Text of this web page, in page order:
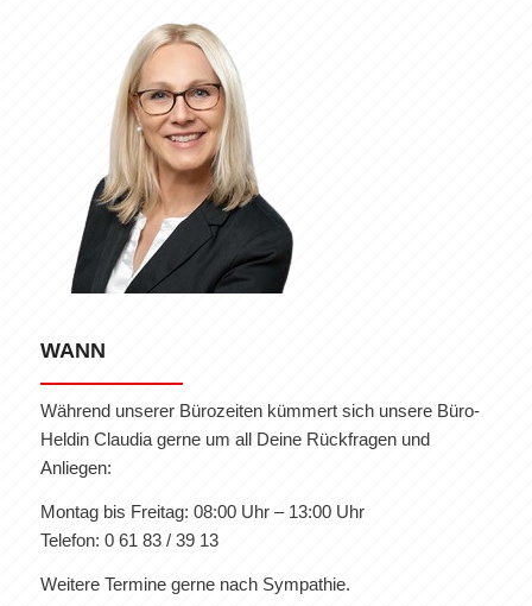
WANN
Während unserer Bürozeiten kümmert sich unsere Büro-
Heldin Claudia gerne um all Deine Rückfragen und
Anliegen:
Montag bis Freitag: 08:00 Uhr – 13:00 Uhr
Telefon: 0 61 83 / 39 13
Weitere Termine gerne nach Sympathie.